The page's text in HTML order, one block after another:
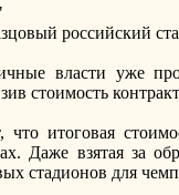
российский
власти уже
стоимость
что итоговая
Даже взятая за
стадионов для